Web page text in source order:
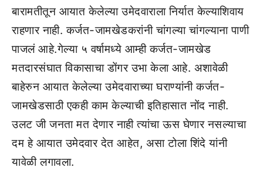
बारामतीतून आयात केलेल्या उमेदवाराला निर्यात केल्याशिवाय
राहणार नाही. कर्जत-जामखेडकरांनी चांगल्या चांगल्याना पाणी
पाजलं आहे.गेल्या ५ वर्षामध्ये आम्ही कर्जत-जामखेड
मतदारसंघात विकासाचा डोंगर उभा केला आहे. अशावेळी
बाहेरुन आयात केलेल्या उमेदवाराच्या घराण्यांनी कर्जत-
जामखेडसाठी एकही काम केल्याची इतिहासात नोंद नाही.
उलट जी जनता मत देणार नाही त्यांचा ऊस घेणार नसल्याचा
दम हे आयात उमेदवार देत आहेत, असा टोला शिंदे यांनी
यावेळी लगावला.